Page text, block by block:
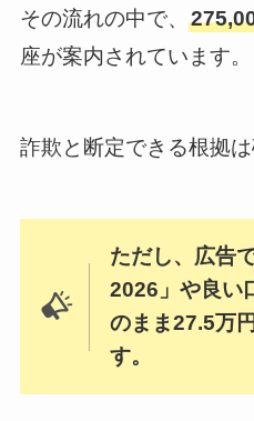
その流れの中で、
座が案内されています。
詐欺と断定できる根拠は
ただし、広告
2026」や良い
のまま27.5万
す。